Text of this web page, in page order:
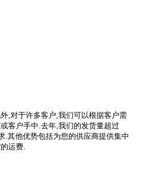
,对于许多客户,我们可以根据客户需
客户手中.去年,我们的发货量超过
.其他优势包括为您的供应商提供集中
运费.